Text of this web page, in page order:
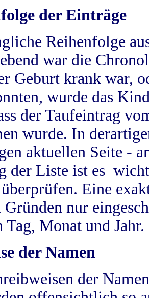
der Einträge
Reihenfolge
war die
Geburt krank war,
wurde das
der Taufeintrag
wurde. In
aktuellen Seite -
der Liste ist es
Eine
Gründen nur
Tag, Monat und Jahr.
der Namen
der